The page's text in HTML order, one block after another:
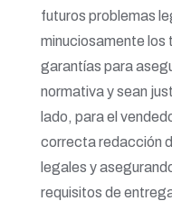
futuros problemas
minuciosamente los
garantías para
normativa y sean
lado, para el
correcta redacción
legales y
requisitos de